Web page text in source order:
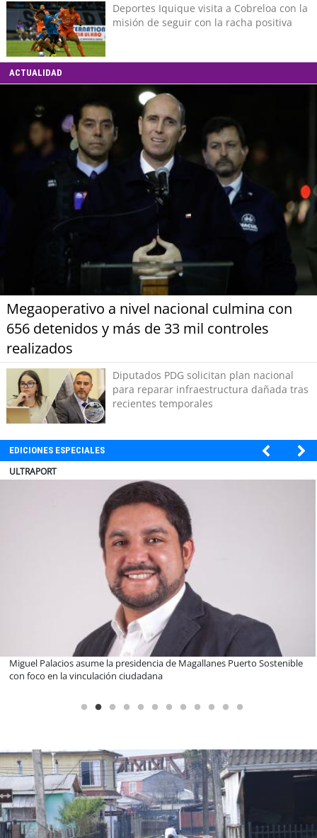
Deportes Iquique visita a Cobreloa con la
misión de seguir con la racha positiva
ACTUALIDAD
Megaoperativo a nivel nacional culmina con
656 detenidos y más de 33 mil controles
realizados
Diputados PDG solicitan plan nacional
para reparar infraestructura dañada tras
recientes temporales
EDICIONES ESPECIALES
BANCO DE CHILE
Educación y colaboración público-privada se toman La Araucanía:
encuentro reunió a líderes para abordar las brechas y oportunidades